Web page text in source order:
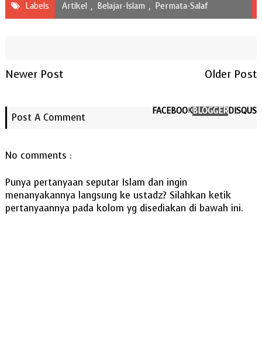
Labels Artikel , Belajar-Islam , Permata-Salaf
Newer Post Older Post
Post A Comment
FACEBOOKBLOGGERDISQUS
No comments :
Punya pertanyaan seputar Islam dan ingin
menanyakannya langsung ke ustadz? Silahkan ketik
pertanyaannya pada kolom yg disediakan di bawah ini.